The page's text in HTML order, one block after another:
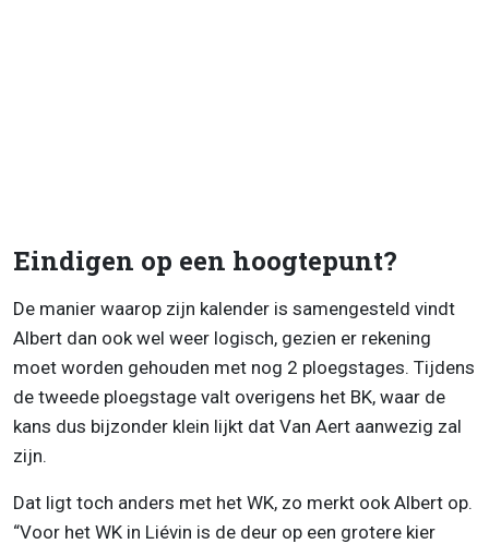
Eindigen op een hoogtepunt?
De manier waarop zijn kalender is samengesteld vindt
Albert dan ook wel weer logisch, gezien er rekening
moet worden gehouden met nog 2 ploegstages. Tijdens
de tweede ploegstage valt overigens het BK, waar de
kans dus bijzonder klein lijkt dat Van Aert aanwezig zal
zijn.
Dat ligt toch anders met het WK, zo merkt ook Albert op.
“Voor het WK in Liévin is de deur op een grotere kier